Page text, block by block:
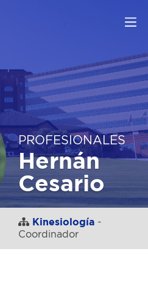
PROFESIONALES
Hernán
Cesario
Kinesiología -
Coordinador